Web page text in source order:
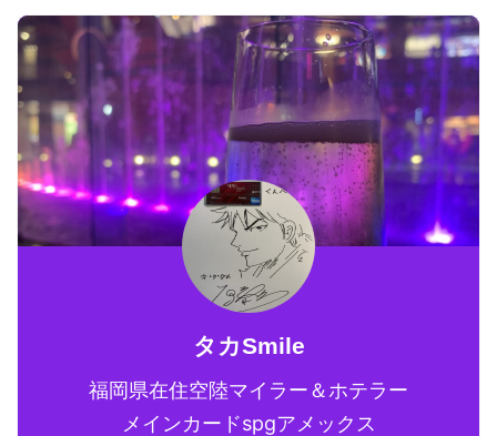
タカSmile
福岡県在住空陸マイラー＆ホテラー
メインカードspgアメックス